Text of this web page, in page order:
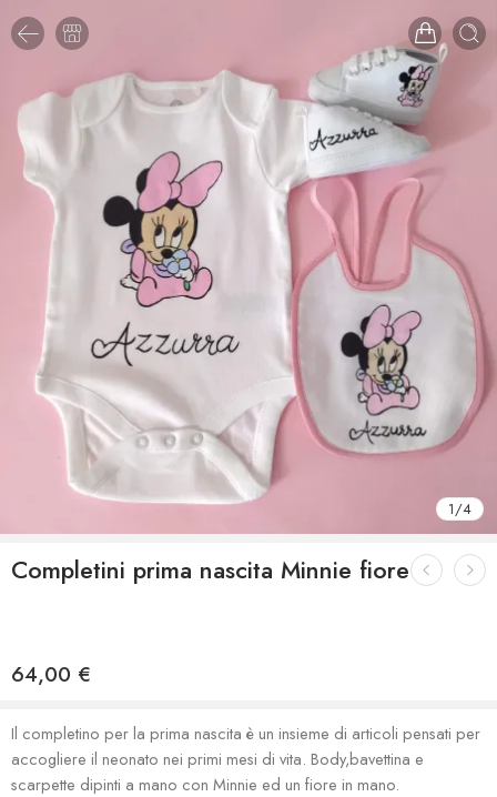
1/4
Completini prima nascita Minnie fiore
64,00 €
Il completino per la prima nascita è un insieme di articoli pensati per
accogliere il neonato nei primi mesi di vita. Body,bavettina e
scarpette dipinti a mano con Minnie ed un fiore in mano.